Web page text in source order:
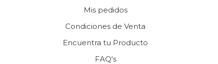
Mis pedidos
Condiciones de Venta
Encuentra tu Producto
FAQ's